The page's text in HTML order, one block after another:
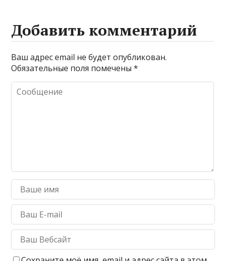
Добавить комментарий
Ваш адрес email не будет опубликован.
Обязательные поля помечены*